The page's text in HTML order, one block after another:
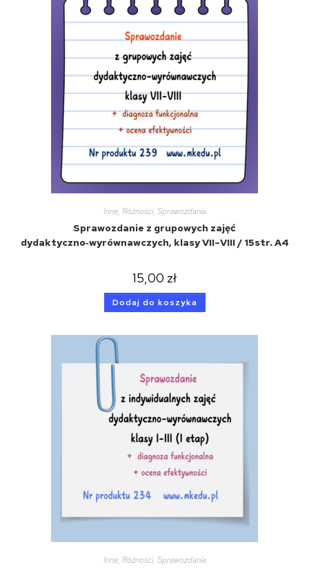
Inne, Różności, Sprawozdania
Sprawozdanie z grupowych zajęć
dydaktyczno‑wyrównawczych, klasy VII–VIII / 15str. A4
15,00 zł
Dodaj do koszyka
Inne, Różności, Sprawozdania